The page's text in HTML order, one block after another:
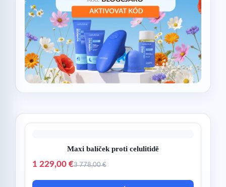
Maxi balíček proti celulitidě
1 229,00 €3 778,00 €